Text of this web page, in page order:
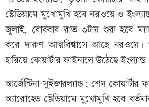
স্টেডিয়ামে মুখোমুখি হবে নরওয়ে ও
জুলাই, রোববার রাত ৩টায় শুরু হবে
করে দারুণ আত্মবিশ্বাসে আছে নরওয়ে।
হারিয়ে কোয়ার্টার ফাইনালে উঠেছে
আর্জেন্টিনা–সুইজারল্যান্ড: শেষ কোয়ার্টার
অ্যারোহেড স্টেডিয়ামে মুখোমুখি হবে